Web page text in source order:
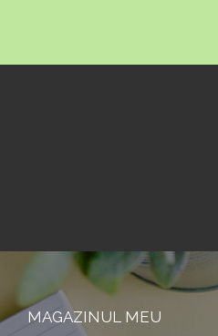
MAGAZINUL MEU